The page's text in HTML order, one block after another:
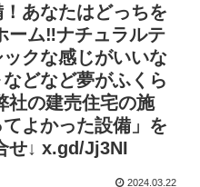
あなたはどっちを
ーム‼ナチュラルテ
クな感じがいいな
どなど夢がふくら
社の建売住宅の施
よかった設備」を
せ↓ x.gd/Jj3NI
2024.03.22